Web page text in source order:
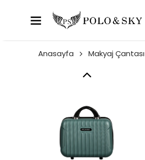
Anasayfa Makyaj Çantası